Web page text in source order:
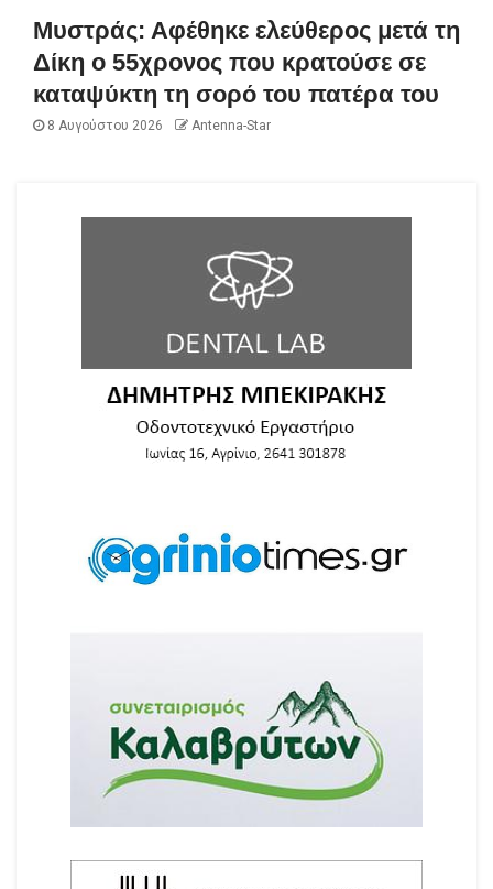
Μυστράς: Αφέθηκε ελεύθερος μετά τη
Δίκη ο 55χρονος που κρατούσε σε
καταψύκτη τη σορό του πατέρα του
8 Αυγούστου 2026 Antenna-Star